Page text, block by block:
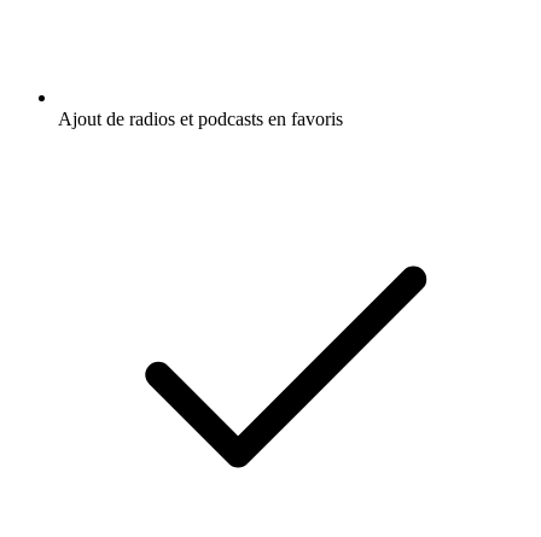
Ajout de radios et podcasts en favoris